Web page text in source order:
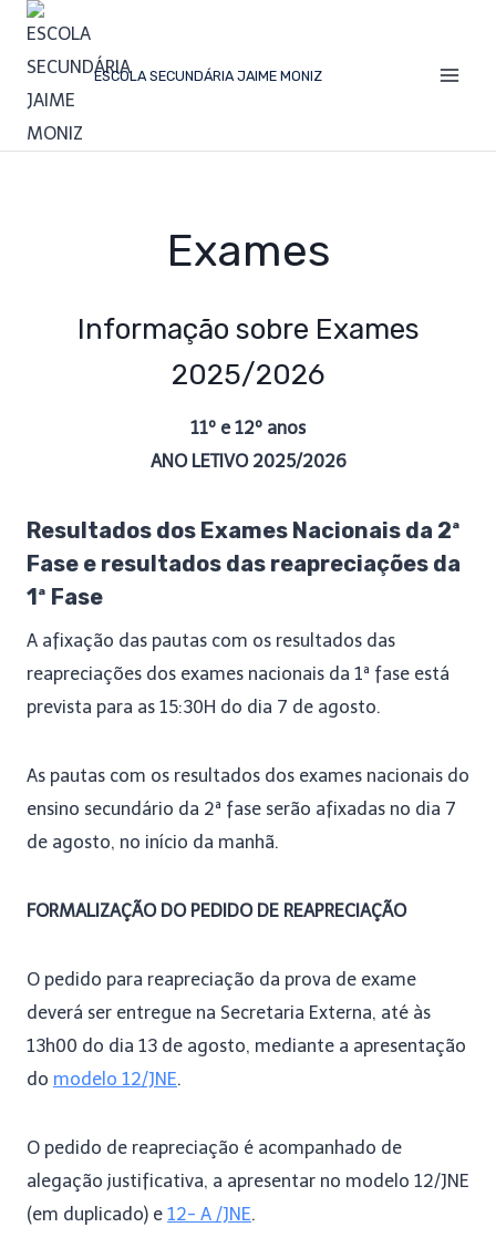
ESCOLA SECUNDÁRIA JAIME MONIZ
Exames
Informação sobre Exames
2025/2026
11º e 12º anos
ANO LETIVO 2025/2026
Resultados dos Exames Nacionais da 2ª
Fase e resultados das reapreciações da
1ª Fase
A afixação das pautas com os resultados das
reapreciações dos exames nacionais da 1ª fase está
prevista para as 15:30H do dia 7 de agosto.
As pautas com os resultados dos exames nacionais do
ensino secundário da 2ª fase serão afixadas no dia 7
de agosto, no início da manhã.
FORMALIZAÇÃO DO PEDIDO DE REAPRECIAÇÃO
O pedido para reapreciação da prova de exame
deverá ser entregue na Secretaria Externa, até às
13h00 do dia 13 de agosto, mediante a apresentação
do modelo 12/JNE.
O pedido de reapreciação é acompanhado de
alegação justificativa, a apresentar no modelo 12/JNE
(em duplicado) e 12- A /JNE.